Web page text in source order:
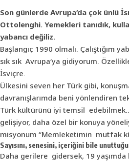
Son günlerde Avrupa’da çok ünlü
Ottolenghi. Yemekleri tanıdık,
yabancı değiliz.
Başlangıç 1990 olmalı. Çalıştığım
sık sık Avrupa’ya gidiyorum.
İsviçre.
Ülkesini seven her Türk gibi,
davranışlarımda beni yönlendiren
Türk kültürünü iyi temsil
gelişiyor, daha özel bir konuya
misyonum “Memleketimin mutfak
Sayısını, senesini, içeriğini bile
Daha gerilere gidersek, 19